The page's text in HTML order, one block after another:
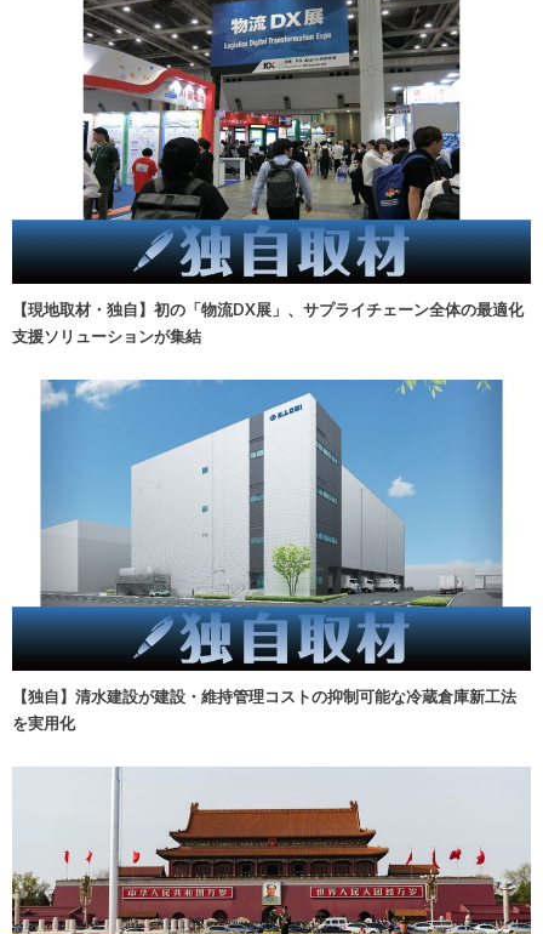
【現地取材・独自】初の「物流DX展」、サプライチェーン全体の最適化
支援ソリューションが集結
【独自】清水建設が建設・維持管理コストの抑制可能な冷蔵倉庫新工法
を実用化